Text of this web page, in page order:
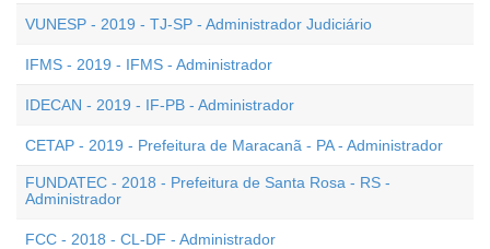
VUNESP - 2019 - TJ-SP - Administrador Judiciário
IFMS - 2019 - IFMS - Administrador
IDECAN - 2019 - IF-PB - Administrador
CETAP - 2019 - Prefeitura de Maracanã - PA - Administrador
FUNDATEC - 2018 - Prefeitura de Santa Rosa - RS -
Administrador
FCC - 2018 - CL-DF - Administrador